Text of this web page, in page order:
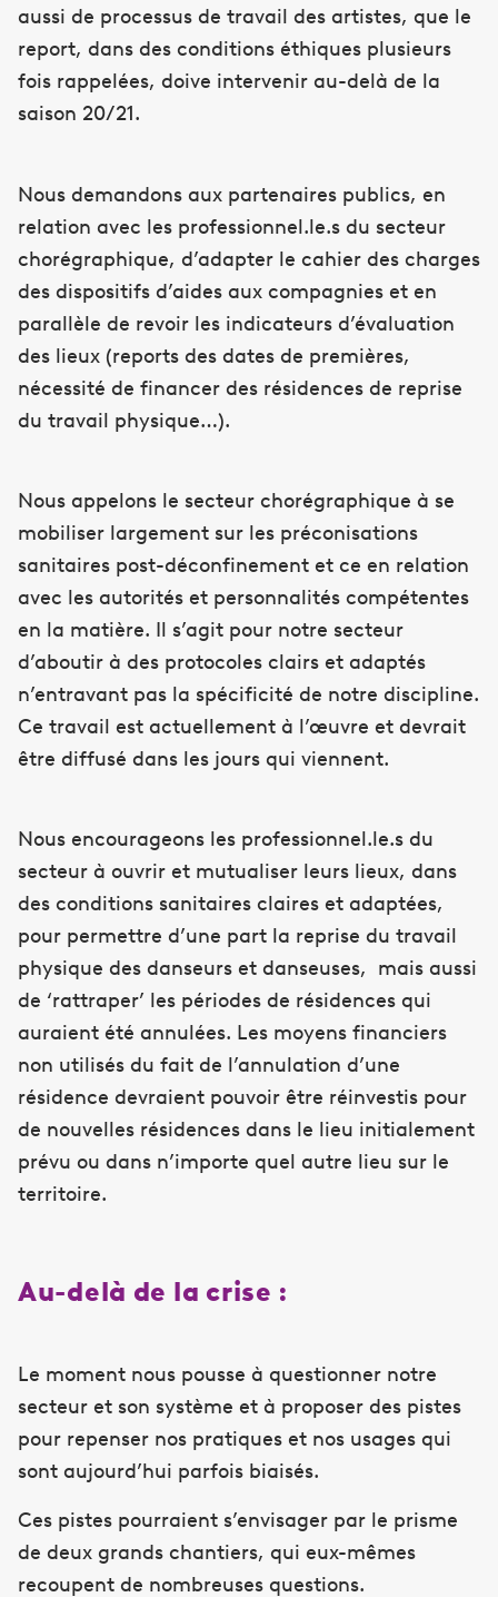
aussi de processus de travail des artistes, que le
report, dans des conditions éthiques plusieurs
fois rappelées, doive intervenir au-delà de la
saison 20/21.
Nous demandons aux partenaires publics, en
relation avec les professionnel.le.s du secteur
chorégraphique, d’adapter le cahier des charges
des dispositifs d’aides aux compagnies et en
parallèle de revoir les indicateurs d’évaluation
des lieux (reports des dates de premières,
nécessité de financer des résidences de reprise
du travail physique…).
Nous appelons le secteur chorégraphique à se
mobiliser largement sur les préconisations
sanitaires post-déconfinement et ce en relation
avec les autorités et personnalités compétentes
en la matière. Il s’agit pour notre secteur
d’aboutir à des protocoles clairs et adaptés
n’entravant pas la spécificité de notre discipline.
Ce travail est actuellement à l’œuvre et devrait
être diffusé dans les jours qui viennent.
Nous encourageons les professionnel.le.s du
secteur à ouvrir et mutualiser leurs lieux, dans
des conditions sanitaires claires et adaptées,
pour permettre d’une part la reprise du travail
physique des danseurs et danseuses, mais aussi
de ‘rattraper’ les périodes de résidences qui
auraient été annulées. Les moyens financiers
non utilisés du fait de l’annulation d’une
résidence devraient pouvoir être réinvestis pour
de nouvelles résidences dans le lieu initialement
prévu ou dans n’importe quel autre lieu sur le
territoire.
Au-delà de la crise :
Le moment nous pousse à questionner notre
secteur et son système et à proposer des pistes
pour repenser nos pratiques et nos usages qui
sont aujourd’hui parfois biaisés.
Ces pistes pourraient s’envisager par le prisme
de deux grands chantiers, qui eux-mêmes
recoupent de nombreuses questions.